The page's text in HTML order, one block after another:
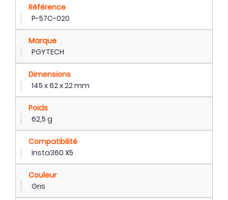
Référence
P-57C-020
Marque
PGYTECH
Dimensions
145 x 62 x 22 mm
Poids
62,5 g
Compatibilité
Insta360 X5
Couleur
Gris